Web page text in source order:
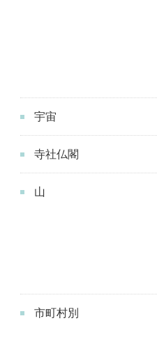
宇宙
寺社仏閣
山
市町村別